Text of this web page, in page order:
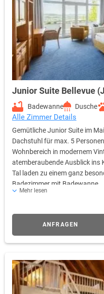
Junior Suite Bellevue
Badewanne Dusche
Alle Zimmer Details
Gemütliche Junior Suite im
Dachstuhl für max. 5
Wohnbereich in modernem
atemberaubende Ausblick ins
Tal laden zu einem ganz
Badezimmer mit Badewanne
Mehr lesen
ANFRAGEN